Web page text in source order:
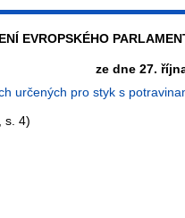
EVROPSKÉHO
ze dne 27.
určených pro styk s
s. 4)